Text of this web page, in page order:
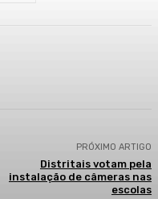
PRÓXIMO ARTIGO
Distritais votam pela
instalação de câmeras nas
escolas